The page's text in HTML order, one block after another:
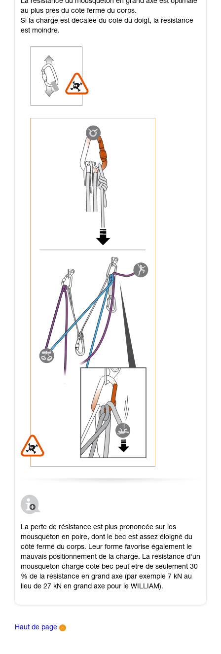
La résistance du mousqueton en grand axe est optimale
au plus près du côté fermé du corps.
Si la charge est décalée du côté du doigt, la résistance
est moindre.
La perte de résistance est plus prononcée sur les
mousqueton en poire, dont le bec est assez éloigné du
côté fermé du corps. Leur forme favorise également le
mauvais positionnement de la charge. La résistance d'un
mousqueton chargé côté bec peut être de seulement 30
% de la résistance en grand axe (par exemple 7 kN au
lieu de 27 kN en grand axe pour le WILLIAM).
Haut de page